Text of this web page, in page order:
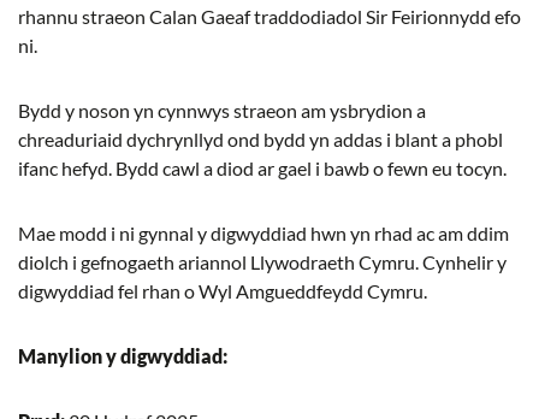
rhannu straeon Calan Gaeaf traddodiadol Sir Feirionnydd efo
ni.
Bydd y noson yn cynnwys straeon am ysbrydion a
chreaduriaid dychrynllyd ond bydd yn addas i blant a phobl
ifanc hefyd. Bydd cawl a diod ar gael i bawb o fewn eu tocyn.
Mae modd i ni gynnal y digwyddiad hwn yn rhad ac am ddim
diolch i gefnogaeth ariannol Llywodraeth Cymru. Cynhelir y
digwyddiad fel rhan o Wyl Amgueddfeydd Cymru.
Manylion y digwyddiad: